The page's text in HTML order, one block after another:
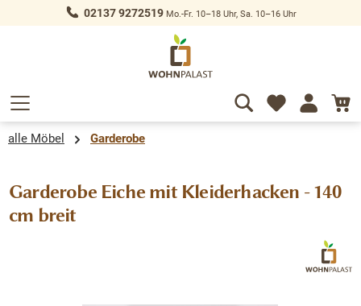
springen 02137 9272519Mo.-Fr. 10–18 Uhr, Sa. 10–16 Uhr
alle Möbel Garderobe
Garderobe Eiche mit Kleiderhacken - 140
cm breit